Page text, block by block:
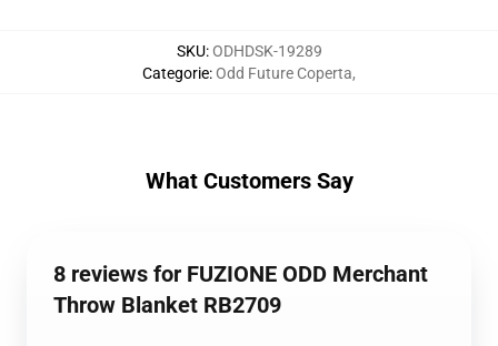
SKU:ODHDSK-19289
Categorie:Odd Future Coperta,
What Customers Say
8 reviews for FUZIONE ODD Merchant
Throw Blanket RB2709